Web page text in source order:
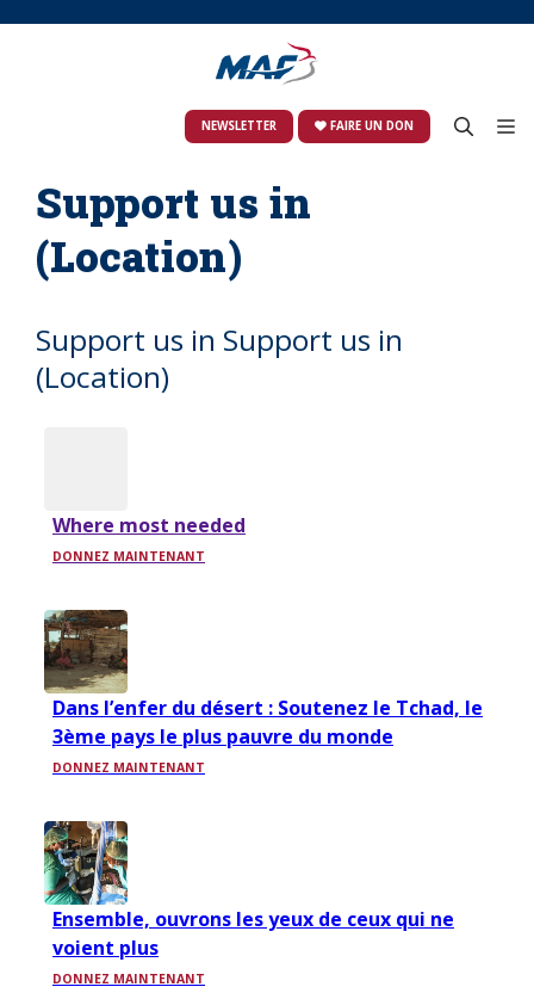
NEWSLETTER FAIRE UN DON
Support us in
(Location)
Support us in Support us in
(Location)
Where most needed
DONNEZ MAINTENANT
Dans l’enfer du désert : Soutenez le Tchad, le
3ème pays le plus pauvre du monde
DONNEZ MAINTENANT
Ensemble, ouvrons les yeux de ceux qui ne
voient plus
DONNEZ MAINTENANT